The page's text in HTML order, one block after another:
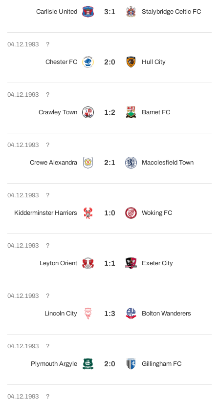
Carlisle United 3:1 Stalybridge Celtic FC
04.12.1993 ?
Chester FC 2:0 Hull City
04.12.1993 ?
Crawley Town 1:2 Barnet FC
04.12.1993 ?
Crewe Alexandra 2:1 Macclesfield Town
04.12.1993 ?
Kidderminster Harriers 1:0 Woking FC
04.12.1993 ?
Leyton Orient 1:1 Exeter City
04.12.1993 ?
Lincoln City 1:3 Bolton Wanderers
04.12.1993 ?
Plymouth Argyle 2:0 Gillingham FC
04.12.1993 ?